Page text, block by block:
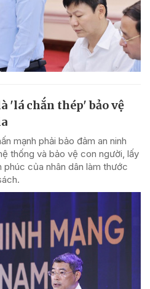
'lá chắn thép' bảo vệ
mạnh phải bảo đảm an ninh
thống và bảo vệ con người, lấy
phúc của nhân dân làm thước